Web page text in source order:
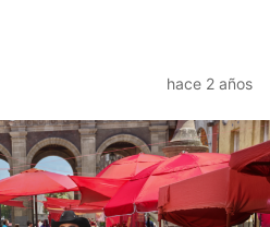
hace 2 años